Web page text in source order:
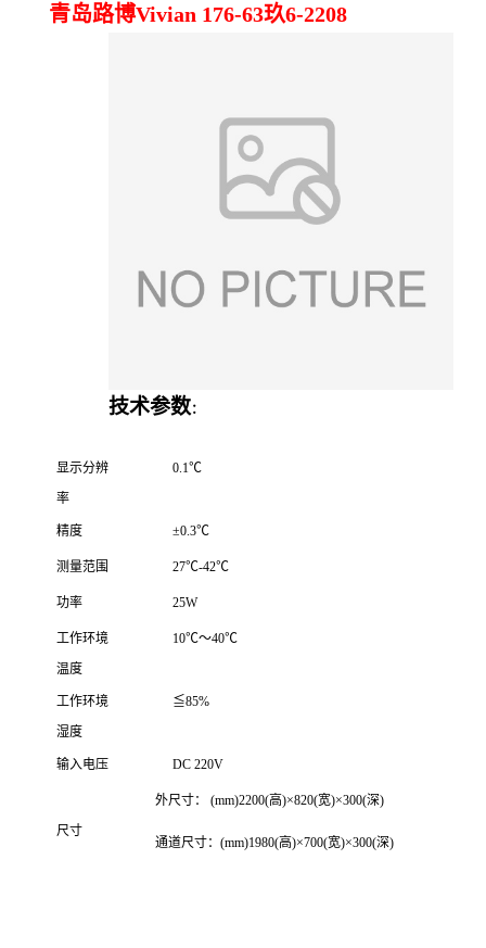
青岛路博Vivian 176-63玖6-2208
技术参数：
显示分辨
率
0.1℃
精度 ±0.3℃
测量范围 27℃-42℃
功率 25W
工作环境
温度
10℃～40℃
工作环境
湿度
≦85%
输入电压 DC 220V
尺寸
外尺寸： (mm)2200(高)×820(宽)×300(深)
通道尺寸：(mm)1980(高)×700(宽)×300(深)